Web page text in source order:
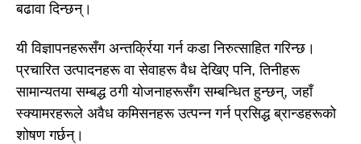
बढावा दिन्छन्।
यी विज्ञापनहरूसँग अन्तर्क्रिया गर्न कडा निरुत्साहित गरिन्छ।
प्रचारित उत्पादनहरू वा सेवाहरू वैध देखिए पनि, तिनीहरू
सामान्यतया सम्बद्ध ठगी योजनाहरूसँग सम्बन्धित हुन्छन्, जहाँ
स्क्यामरहरूले अवैध कमिसनहरू उत्पन्न गर्न प्रसिद्ध ब्रान्डहरूको
शोषण गर्छन्।